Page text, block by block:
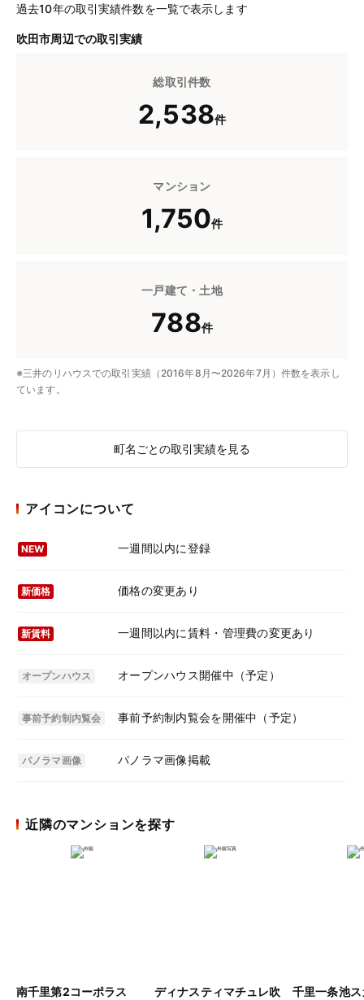
過去10年の取引実績件数を一覧で表示します
吹田市周辺での取引実績
総取引件数
2,538件
マンション
1,750件
一戸建て・土地
788件
※三井のリハウスでの取引実績（2016年8月〜2026年7月）件数を表示し
ています。
町名ごとの取引実績を見る
アイコンについて
NEW 一週間以内に登録
新価格 価格の変更あり
新賃料 一週間以内に賃料・管理費の変更あり
オープンハウス オープンハウス開催中（予定）
事前予約制内覧会 事前予約制内覧会を開催中（予定）
パノラマ画像 パノラマ画像掲載
近隣のマンションを探す
南千里第2コーポラス
ディナスティマチュレ吹
千里一条池